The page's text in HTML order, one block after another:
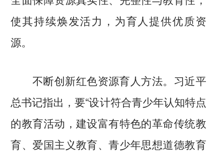
使其持续焕发活力，为育人提供优质资
源。
不断创新红色资源育人方法。习近平
总书记指出，要“设计符合青少年认知特点
的教育活动，建设富有特色的革命传统教
育、爱国主义教育、青少年思想道德教育